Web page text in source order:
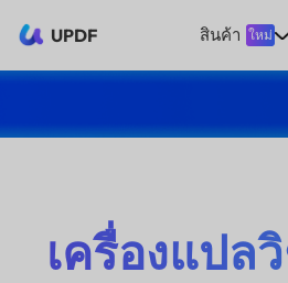
UPDF สินค้า ใหม่
เครื่องแปล